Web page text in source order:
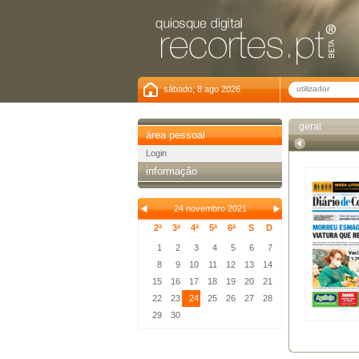
sábado, 8 ago 2026
área pessoal
Login
informação
24 novembro 2021
2ª
3ª 4ª 5ª 6ª S D
1 2 3 4 5 6
7
8
9 10 11 12 13
14
15
16 17 18 19 20
21
22
23 24 25 26 27
28
29
30
geral